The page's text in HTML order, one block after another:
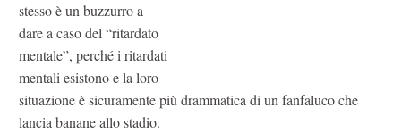
stesso è un buzzurro a
dare a caso del “ritardato
mentale”, perché i ritardati
mentali esistono e la loro
situazione è sicuramente più drammatica di un fanfaluco che
lancia banane allo stadio.